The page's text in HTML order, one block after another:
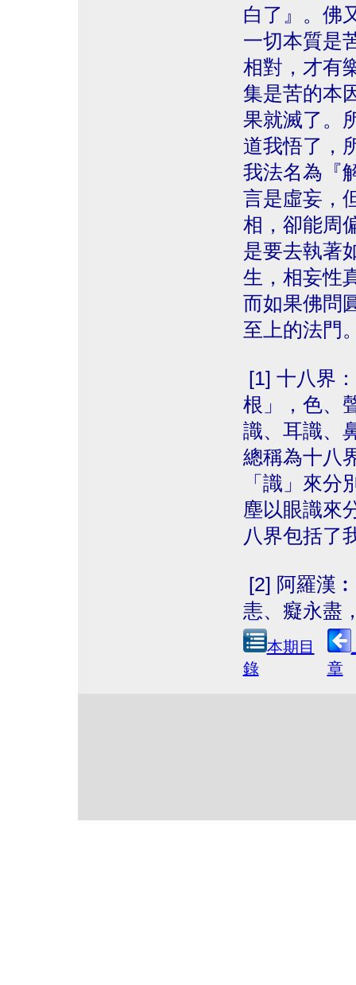
白了』。佛
一切本質是
相對，才有
集是苦的本
果就滅了。
道我悟了，
我法名為『
言是虛妄，
相，卻能周
是要去執著
生，相妄性
而如果佛問
至上的法門
[1] 十八界
根」，色、
識、耳識、
總稱為十八
「識」來
塵以眼識來
八界包括了
[2] 阿羅漢
恚、癡永盡
本期目
錄
章